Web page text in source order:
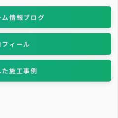
ム情報ブログ
フィール
た施工事例